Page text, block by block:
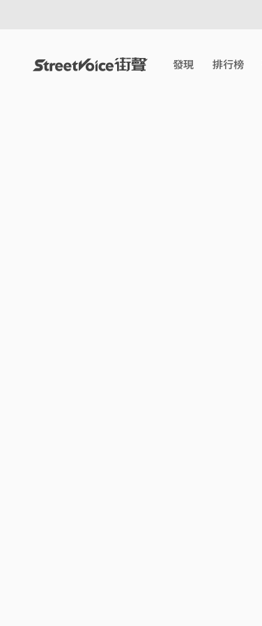
發現 排行榜